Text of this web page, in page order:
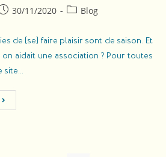
30/11/2020 Blog
de (se) faire plaisir sont de saison. Et
aidait une association ? Pour toutes
site…